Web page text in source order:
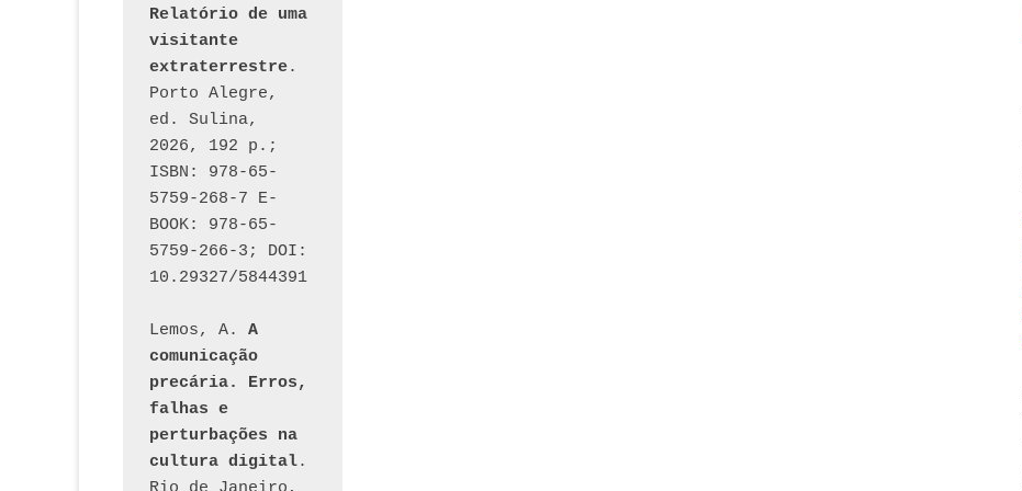
Relatório de uma
visitante
extraterrestre.
Porto Alegre,
ed. Sulina,
2026, 192 p.;
ISBN: 978-65-
5759-268-7 E-
BOOK: 978-65-
5759-266-3; DOI:
10.29327/5844391
Lemos, A. A
comunicação
precária. Erros,
falhas e
perturbações na
cultura digital.